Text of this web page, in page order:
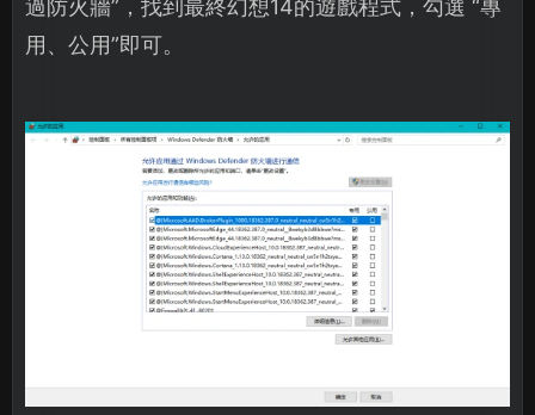
過防火牆”，找到最終幻想14的遊戲程式，勾選 “專
用、公用”即可。